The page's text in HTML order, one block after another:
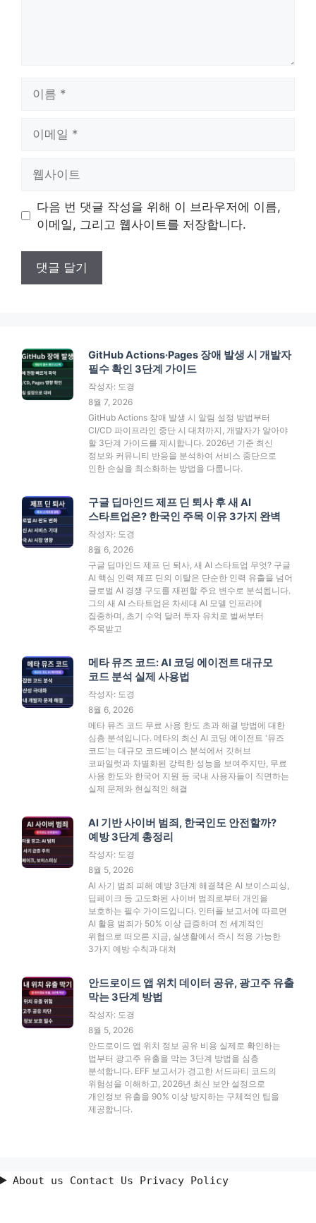
트
다음 번 댓글 작성을 위해 이 브라우저에 이름,
이메일, 그리고 웹사이트를 저장합니다.
GitHub Actions·Pages 장애 발생 시 개발자
필수 확인 3단계 가이드
작성자: 도경
8월 7, 2026
GitHub Actions 장애 발생 시 알림 설정 방법부터
CI/CD 파이프라인 중단 시 대처까지, 개발자가 알아야
할 3단계 가이드를 제시합니다. 2026년 기준 최신
정보와 커뮤니티 반응을 분석하여 서비스 중단으로
인한 손실을 최소화하는 방법을 다룹니다.
구글 딥마인드 제프 딘 퇴사 후 새 AI
스타트업은? 한국인 주목 이유 3가지 완벽
작성자: 도경
8월 6, 2026
구글 딥마인드 제프 딘 퇴사, 새 AI 스타트업 무엇? 구글
AI 핵심 인력 제프 딘의 이탈은 단순한 인력 유출을 넘어
글로벌 AI 경쟁 구도를 재편할 주요 변수로 분석됩니다.
그의 새 AI 스타트업은 차세대 AI 모델 인프라에
집중하며, 초기 수억 달러 투자 유치로 벌써부터
주목받고
메타 뮤즈 코드: AI 코딩 에이전트 대규모
코드 분석 실제 사용법
작성자: 도경
8월 6, 2026
메타 뮤즈 코드 무료 사용 한도 초과 해결 방법에 대한
심층 분석입니다. 메타의 최신 AI 코딩 에이전트 '뮤즈
코드'는 대규모 코드베이스 분석에서 깃허브
코파일럿과 차별화된 강력한 성능을 보여주지만, 무료
사용 한도와 한국어 지원 등 국내 사용자들이 직면하는
실제 문제와 현실적인 해결
AI 기반 사이버 범죄, 한국인도 안전할까?
예방 3단계 총정리
작성자: 도경
8월 5, 2026
AI 사기 범죄 피해 예방 3단계 해결책은 AI 보이스피싱,
딥페이크 등 고도화된 사이버 범죄로부터 개인을
보호하는 필수 가이드입니다. 인터폴 보고서에 따르면
AI 활용 범죄가 50% 이상 급증하며 전 세계적인
위협으로 떠오른 지금, 실생활에서 즉시 적용 가능한
3가지 예방 수칙과 대처
안드로이드 앱 위치 데이터 공유, 광고주 유출
막는 3단계 방법
작성자: 도경
8월 5, 2026
안드로이드 앱 위치 정보 공유 비용 실제로 확인하는
법부터 광고주 유출을 막는 3단계 방법을 심층
분석합니다. EFF 보고서가 경고한 서드파티 코드의
위험성을 이해하고, 2026년 최신 보안 설정으로
개인정보 유출을 90% 이상 방지하는 구체적인 팁을
제공합니다.
About us Contact Us Privacy Policy